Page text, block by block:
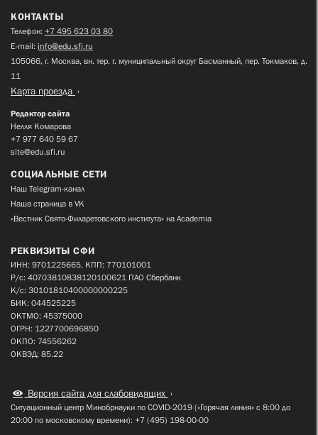
КОНТАКТЫ
Телефон: +7 495 623 03 80
E-mail: info@edu.sfi.ru
105066, г. Москва, вн. тер. г. муниципальный округ Басманный, пер. Токмаков, д.
11
Карта проезда
Редактор сайта
Нелля Комарова
+7 977 640 59 67
site@edu.sfi.ru
СОЦИАЛЬНЫЕ СЕТИ
Наш Telegram-канал
Наша страница в VK
«Вестник Свято-Филаретовского института» на Academia
РЕКВИЗИТЫ СФИ
ИНН: 9701225665, КПП: 770101001
Р/с: 40703810838120100621 ПАО Сбербанк
К/с: 30101810400000000225
БИК: 044525225
ОКТМО: 45375000
ОГРН: 1227700696850
ОКПО: 74556262
ОКВЭД: 85.22
Версия сайта для слабовидящих
Ситуационный центр Минобрнауки по COVID-2019 («Горячая линия» с 8:00 до
20:00 по московскому времени): +7 (495) 198-00-00